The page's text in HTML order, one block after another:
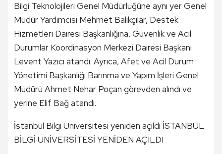
Bilgi Teknolojileri Genel Müdürlüğüne aynı yer Genel
Müdür Yardımcısı Mehmet Balıkçılar, Destek
Hizmetleri Dairesi Başkanlığına, Güvenlik ve Acil
Durumlar Koordinasyon Merkezi Dairesi Başkanı
Levent Yazıcı atandı. Ayrıca, Afet ve Acil Durum
Yönetimi Başkanlığı Barınma ve Yapım İşleri Genel
Müdürü Ahmet Nehar Poçan görevden alındı ve
yerine Elif Bağ atandı.
İstanbul Bilgi Üniversitesi yeniden açıldı İSTANBUL
BİLGİ ÜNİVERSİTESİ YENİDEN AÇILDI